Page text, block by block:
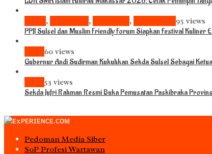
, , , 95 views
PPJI Sulsel dan Muslim Friendly Forum Siapkan Festival
60 views
Gubernur Andi Sudirman Kukuhkan Sekda Sulsel Sebagai
53 views
Sekda Jufri Rahman Resmi Buka Pemusatan Paskibraka
Pedoman Media Siber
S0P Profesi Wartawan